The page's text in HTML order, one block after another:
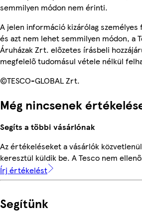
semmilyen módon nem érinti.
A jelen információ kizárólag személyes
és azt nem lehet semmilyen módon, a
Áruházak Zrt. előzetes írásbeli
megfelelő tudomásul vétele nélkül
©TESCO-GLOBAL Zrt.
Még nincsenek
Segíts a többi vásárlónak
Az értékeléseket a vásárlók
keresztül küldik be. A Tesco nem
Írj értékelést
Segítünk